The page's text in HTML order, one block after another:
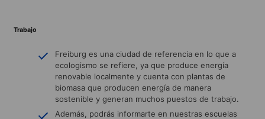
Trabajo
Freiburg es una ciudad de referencia en lo que a
ecologismo se refiere, ya que produce energía
renovable localmente y cuenta con plantas de
biomasa que producen energía de manera
sostenible y generan muchos puestos de trabajo.
Además, podrás informarte en nuestras escuelas